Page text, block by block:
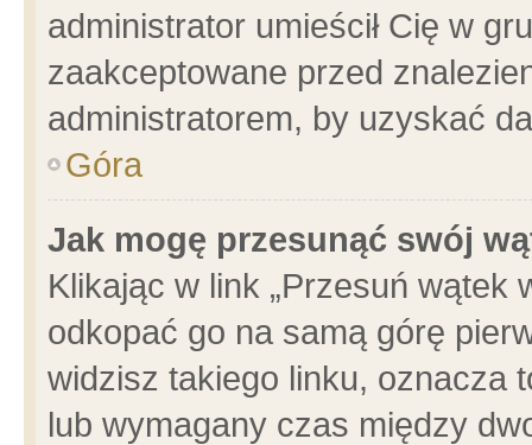
administrator umieścił Cię w
zaakceptowane przed
administratorem, by uzyskać
Góra
Jak mogę przesunąć swój
Klikając w link „Przesuń wątek
odkopać go na samą górę
widzisz takiego linku, oznacza
lub wymagany czas między